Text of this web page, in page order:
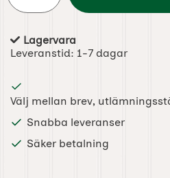
Tillgänglighet:
Lagervara
Leveranstid: 1-7 dagar
Välj mellan brev,
Snabba leveranser
Säker betalning